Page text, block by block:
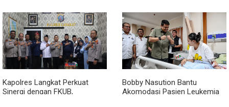
Kapolres Langkat Perkuat
Sinergi dengan FKUB,
Bobby Nasution Bantu
Akomodasi Pasien Leukemia